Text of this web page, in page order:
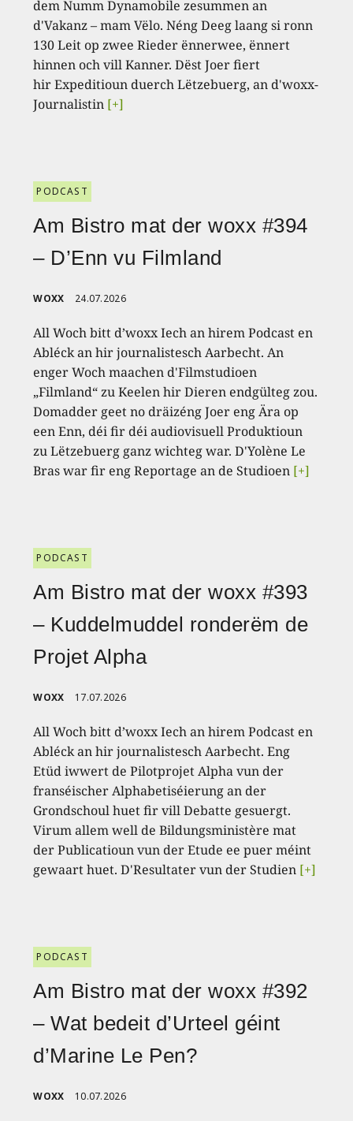
dem Numm Dynamobile zesummen an
d'Vakanz – mam Vëlo. Néng Deeg laang si ronn
130 Leit op zwee Rieder ënnerwee, ënnert
hinnen och vill Kanner. Dëst Joer fiert
hir Expeditioun duerch Lëtzebuerg, an d'woxx-
Journalistin [+]
PODCAST
Am Bistro mat der woxx #394
– D’Enn vu Filmland
WOXX 24.07.2026
All Woch bitt d’woxx Iech an hirem Podcast en
Abléck an hir journalistesch Aarbecht. An
enger Woch maachen d'Filmstudioen
„Filmland“ zu Keelen hir Dieren endgülteg zou.
Domadder geet no dräizéng Joer eng Ära op
een Enn, déi fir déi audiovisuell Produktioun
zu Lëtzebuerg ganz wichteg war. D'Yolène Le
Bras war fir eng Reportage an de Studioen [+]
PODCAST
Am Bistro mat der woxx #393
– Kuddelmuddel ronderëm de
Projet Alpha
WOXX 17.07.2026
All Woch bitt d’woxx Iech an hirem Podcast en
Abléck an hir journalistesch Aarbecht. Eng
Etüd iwwert de Pilotprojet Alpha vun der
franséischer Alphabetiséierung an der
Grondschoul huet fir vill Debatte gesuergt.
Virum allem well de Bildungsministère mat
der Publicatioun vun der Etude ee puer méint
gewaart huet. D'Resultater vun der Studien [+]
PODCAST
Am Bistro mat der woxx #392
– Wat bedeit d’Urteel géint
d’Marine Le Pen?
WOXX 10.07.2026